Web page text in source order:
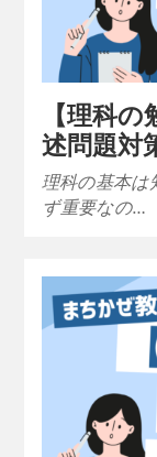
【理科
述問題対
理科の基本は
ず重要なの…